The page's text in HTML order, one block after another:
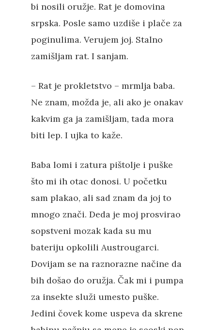
bi nosili oružje. Rat je domovina
srpska. Posle samo uzdiše i plače za
poginulima. Verujem joj. Stalno
zamišljam rat. I sanjam.
– Rat je prokletstvo – mrmlja baba.
Ne znam, možda je, ali ako je onakav
kakvim ga ja zamišljam, tada mora
biti lep. I ujka to kaže.
Baba lomi i zatura pištolje i puške
što mi ih otac donosi. U početku
sam plakao, ali sad znam da joj to
mnogo znači. Deda je moj prosvirao
sopstveni mozak kada su mu
bateriju opkolili Austrougarci.
Dovijam se na raznorazne načine da
bih došao do oružja. Čak mi i pumpa
za insekte služi umesto puške.
Jedini čovek kome uspeva da skrene
Književnost
Poezija
Proza
Esejistika
Teorija
Kritika
Estetika
Umetnost
Muzika
Film
Šta čitamo?